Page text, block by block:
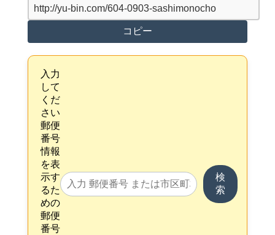
コピー
入力
して
くだ
さい
郵便
番号
情報
を表
示す
るた
めの
郵便
番号
検
索